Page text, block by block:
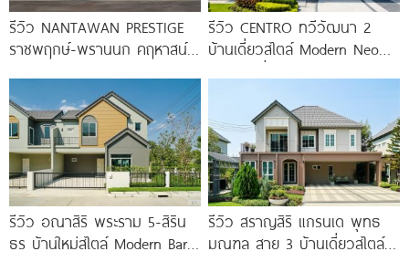
รีวิว NANTAWAN PRESTIGE
ราชพฤกษ์-พรานนก คฤหาสน์
เริ่ม
รีวิว CENTRO ทวีวัฒนา 2
บ้านเดี่ยวสไตล์ Modern Neo
รีวิว อณาสิริ พระราม 5-สิริน
ธร บ้านใหม่สไตล์ Modern Barn
รีวิว สราญสิริ แกรนเด พุทธ
มณฑล สาย 3 บ้านเดี่ยวสไตล์